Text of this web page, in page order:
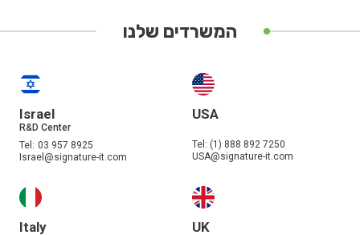
המשרדים שלנו
Israel
R&D Center
Tel: 03 957 8925
Israel@signature-it.com
USA
Tel: (1) 888 892 7250
USA@signature-it.com
Italy UK